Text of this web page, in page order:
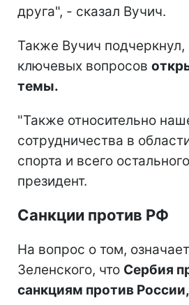
друга", - сказал Вучич.
Также Вучич подчеркнул,
ключевых вопросов
темы.
"Также относительно
сотрудничества в
спорта и всего
президент.
Санкции против РФ
На вопрос о том,
Зеленского, что Сербия
санкциям против России,